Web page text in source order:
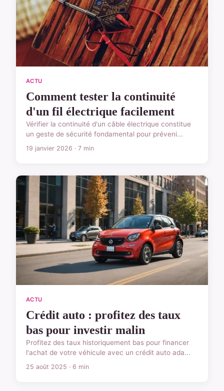
ACTU
Comment tester la continuité
d'un fil électrique facilement
Vérifier la continuité d'un câble électrique constitue
un geste de sécurité fondamental pour préveni...
19 janvier 2026 · 7 min
ACTU
Crédit auto : profitez des taux
bas pour investir malin
Profitez des taux historiquement bas pour financer
l'achat de votre véhicule avec un crédit auto ada...
25 août 2025 · 6 min